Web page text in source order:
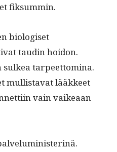
fiksummin.
biol­o­giset
taudin hoidon.
tarpeet­tom­i­na.
mullis­ta­vat lääk­keet
vain vaikeaan